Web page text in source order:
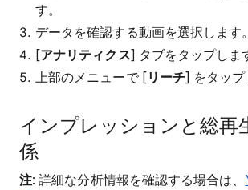
す。
データを確認する動画を選択します。
[アナリティクス] タブをタップしま
上部のメニューで [リーチ] をタップ
インプレッションと総再
係
注: 詳細な分析情報を確認する場合は、